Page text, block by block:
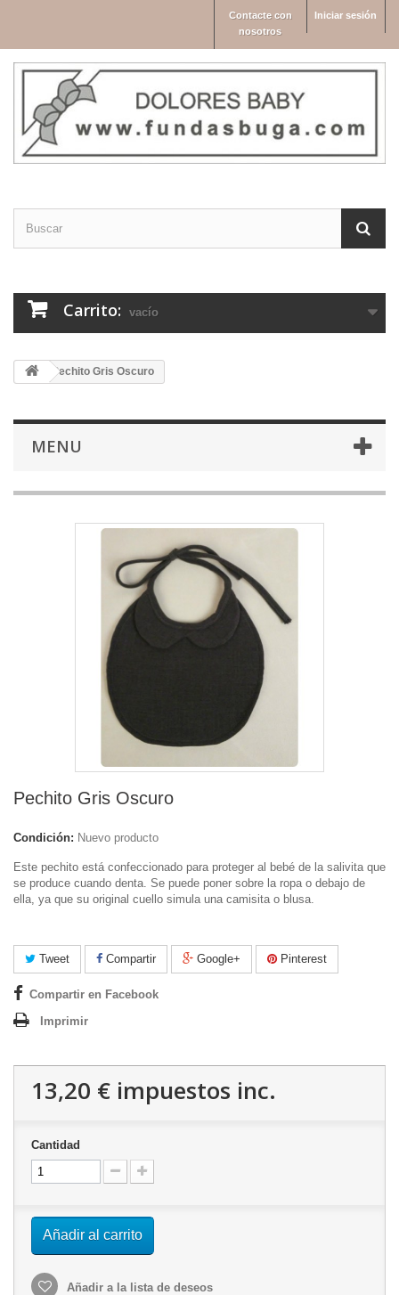
Iniciar sesión
Contacte con
nosotros
Carrito: vacío
Pechito Gris Oscuro
MENU
Pechito Gris Oscuro
Condición: Nuevo producto
Este pechito está confeccionado para proteger al bebé de la salivita que
se produce cuando denta. Se puede poner sobre la ropa o debajo de
ella, ya que su original cuello simula una camisita o blusa.
Tweet Compartir Google+ Pinterest
Compartir en Facebook
Imprimir
13,20 € impuestos inc.
Cantidad
Añadir al carrito
Añadir a la lista de deseos